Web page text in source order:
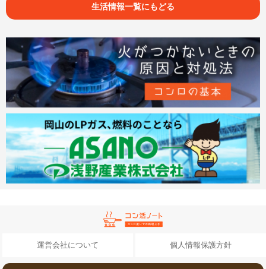
生活情報一覧にもどる
運営会社について 個人情報保護方針